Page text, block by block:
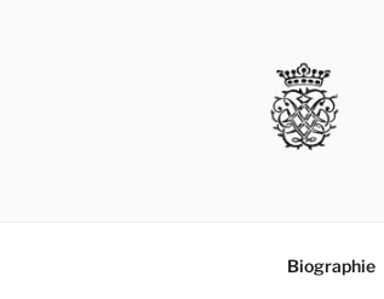
Biographie